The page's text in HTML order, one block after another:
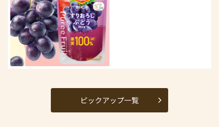
ピックアップ一覧